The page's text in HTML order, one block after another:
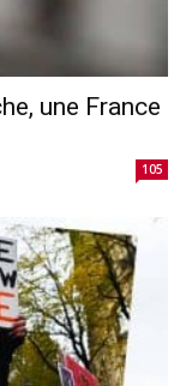
une France
105